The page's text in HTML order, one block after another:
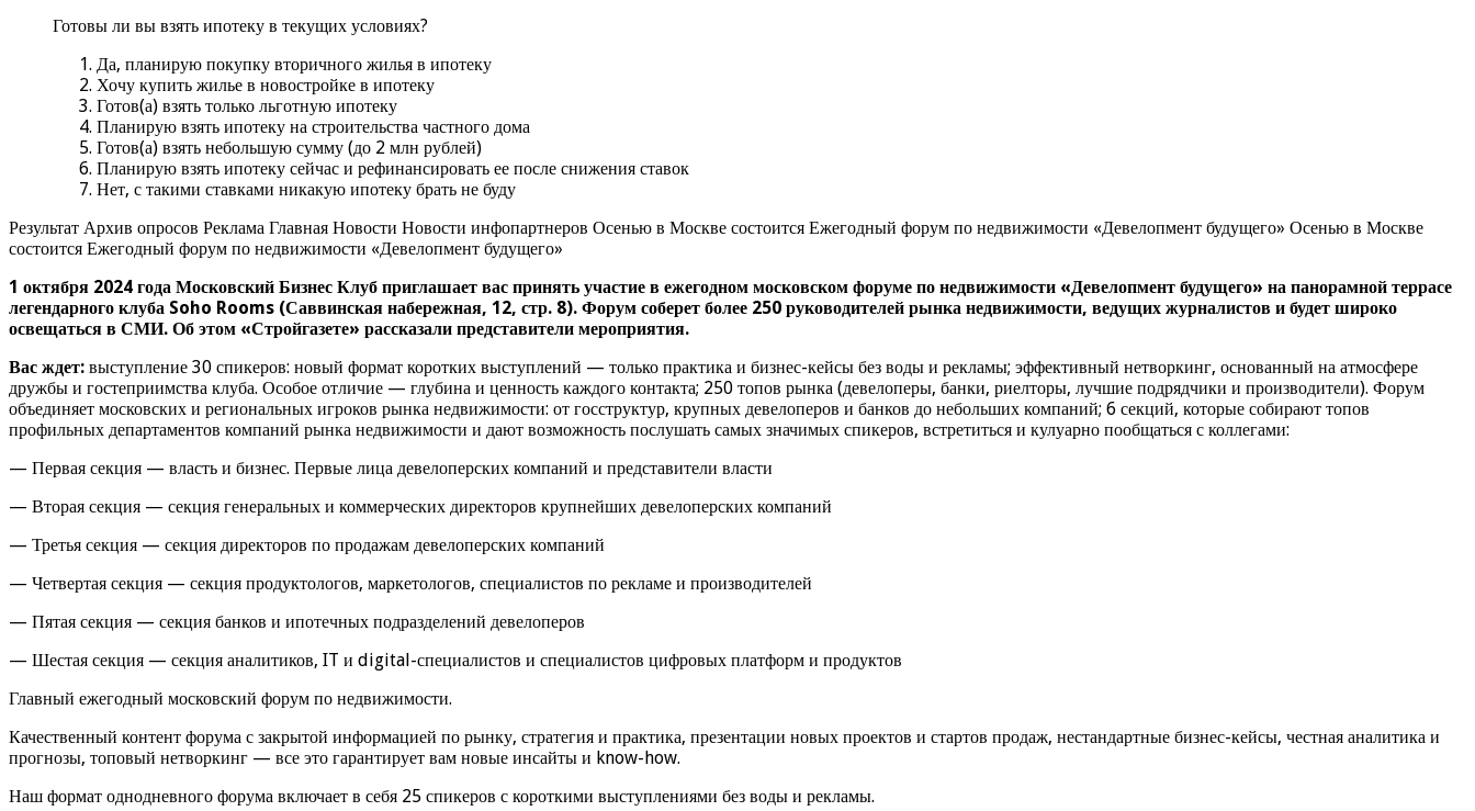
Готовы ли вы взять ипотеку в текущих условиях?
Да, планирую покупку вторичного жилья в ипотеку
Хочу купить жилье в новостройке в ипотеку
Готов(а) взять только льготную ипотеку
Планирую взять ипотеку на строительства частного дома
Готов(а) взять небольшую сумму (до 2 млн рублей)
Планирую взять ипотеку сейчас и рефинансировать ее после снижения ставок
Нет, с такими ставками никакую ипотеку брать не буду
Результат Архив опросов Реклама Главная Новости Новости инфопартнеров Осенью в Москве состоится Ежегодный форум по недвижимости «Девелопмент будущего» Осенью в Москве
состоится Ежегодный форум по недвижимости «Девелопмент будущего»
1 октября 2024 года Московский Бизнес Клуб приглашает вас принять участие в ежегодном московском форуме по недвижимости «Девелопмент будущего» на панорамной террасе
легендарного клуба Soho Rooms (Саввинская набережная, 12, стр. 8). Форум соберет более 250 руководителей рынка недвижимости, ведущих журналистов и будет широко
освещаться в СМИ. Об этом «Стройгазете» рассказали представители мероприятия.
Вас ждет: выступление 30 спикеров: новый формат коротких выступлений — только практика и бизнес-кейсы без воды и рекламы; эффективный нетворкинг, основанный на атмосфере
дружбы и гостеприимства клуба. Особое отличие — глубина и ценность каждого контакта; 250 топов рынка (девелоперы, банки, риелторы, лучшие подрядчики и производители). Форум
объединяет московских и региональных игроков рынка недвижимости: от госструктур, крупных девелоперов и банков до небольших компаний; 6 секций, которые собирают топов
профильных департаментов компаний рынка недвижимости и дают возможность послушать самых значимых спикеров, встретиться и кулуарно пообщаться с коллегами:
— Первая секция — власть и бизнес. Первые лица девелоперских компаний и представители власти
— Вторая секция — секция генеральных и коммерческих директоров крупнейших девелоперских компаний
— Третья секция — секция директоров по продажам девелоперских компаний
— Четвертая секция — секция продуктологов, маркетологов, специалистов по рекламе и производителей
— Пятая секция — секция банков и ипотечных подразделений девелоперов
— Шестая секция — секция аналитиков, IT и digital-специалистов и специалистов цифровых платформ и продуктов
Главный ежегодный московский форум по недвижимости.
Качественный контент форума с закрытой информацией по рынку, стратегия и практика, презентации новых проектов и стартов продаж, нестандартные бизнес-кейсы, честная аналитика и
прогнозы, топовый нетворкинг — все это гарантирует вам новые инсайты и know-how.
Наш формат однодневного форума включает в себя 25 спикеров с короткими выступлениями без воды и рекламы.